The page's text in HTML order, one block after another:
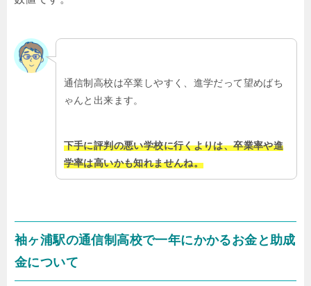
通信制高校は卒業しやすく、進学だって望めばち
ゃんと出来ます。
下手に評判の悪い学校に行くよりは、卒業率や進
学率は高いかも知れませんね。
袖ヶ浦駅の通信制高校で一年にかかるお金と助成
金について